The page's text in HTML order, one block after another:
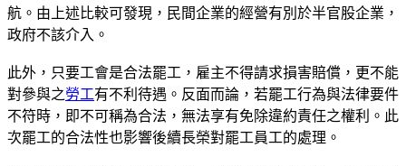
航。由上述比較可發現，民間企業的經營有別於半官股企業，
政府不該介入。
此外，只要工會是合法罷工，雇主不得請求損害賠償，更不能
對參與之勞工有不利待遇。反面而論，若罷工行為與法律要件
不符時，即不可稱為合法，無法享有免除違約責任之權利。此
次罷工的合法性也影響後續長榮對罷工員工的處理。